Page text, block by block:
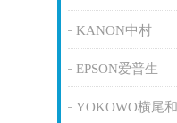
KANON中村
EPSON爱普生
YOKOWO横尾和